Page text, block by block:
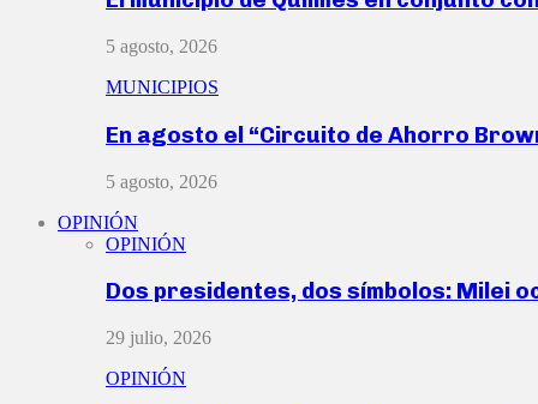
5 agosto, 2026
MUNICIPIOS
En agosto el “Circuito de Ahorro
5 agosto, 2026
OPINIÓN
OPINIÓN
Dos presidentes, dos símbolos: Milei
29 julio, 2026
OPINIÓN